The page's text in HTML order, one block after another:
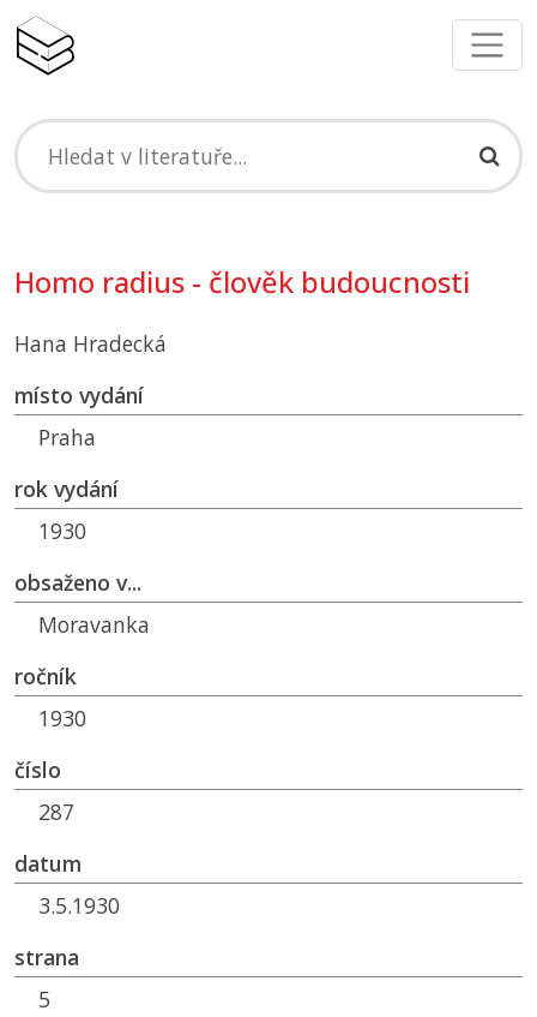
Homo radius - člověk budoucnosti
Hana Hradecká
místo vydání
Praha
rok vydání
1930
obsaženo v...
Moravanka
ročník
1930
číslo
287
datum
3.5.1930
strana
5